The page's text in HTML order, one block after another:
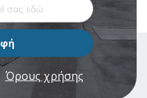
Όρους χρήσης